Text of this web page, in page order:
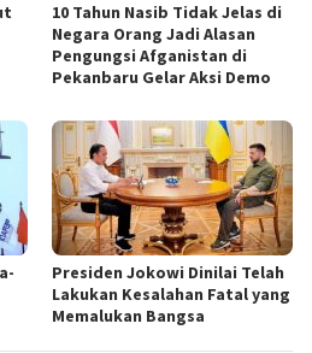
10 Tahun Nasib Tidak Jelas di
Negara Orang Jadi Alasan
Pengungsi Afganistan di
Pekanbaru Gelar Aksi Demo
Presiden Jokowi Dinilai Telah
Lakukan Kesalahan Fatal yang
Memalukan Bangsa